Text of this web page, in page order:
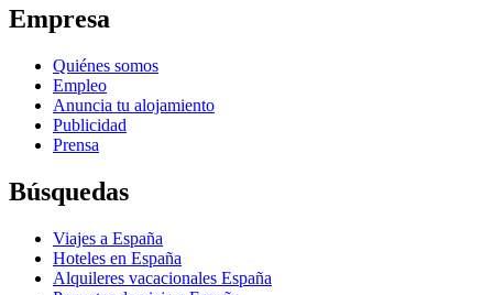
Empresa
Quiénes somos
Empleo
Anuncia tu alojamiento
Publicidad
Prensa
Búsquedas
Viajes a España
Hoteles en España
Alquileres vacacionales España